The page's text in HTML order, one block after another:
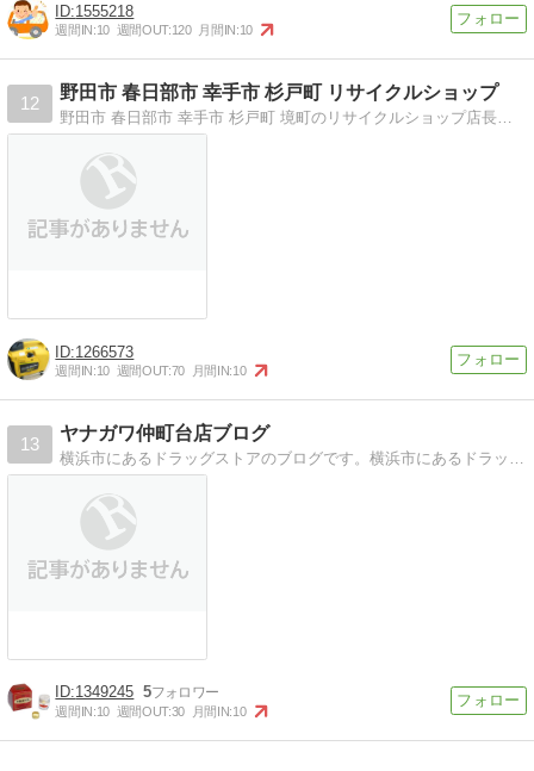
1555218
週間IN:10 週間OUT:120 月間IN:10
12
野田市 春日部市 幸手市 杉戸町 リサイクルショップ
野田市 春日部市 幸手市 杉戸町 境町のリサイクルショップ店長ブログです。
1266573
週間IN:10 週間OUT:70 月間IN:10
13
ヤナガワ仲町台店ブログ
横浜市にあるドラッグストアのブログです。横浜市にあるドラッグストア「ヤナガワ仲町台店」のブログです。
1349245 5
週間IN:10 週間OUT:30 月間IN:10